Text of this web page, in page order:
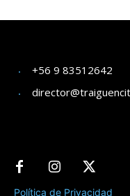
+56 9 83512642
Política de Privacidad